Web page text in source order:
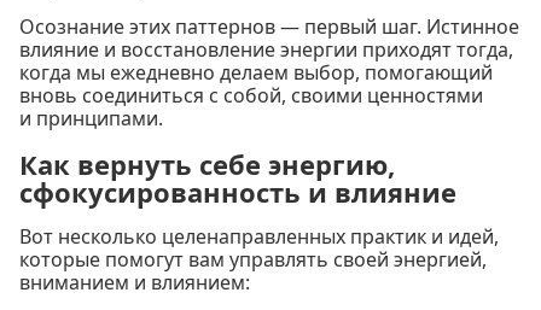
Осознание этих паттернов — первый шаг. Истинное
влияние и восстановление энергии приходят тогда,
когда мы ежедневно делаем выбор, помогающий
вновь соединиться с собой, своими ценностями
и принципами.
Как вернуть себе энергию,
сфокусированность и влияние
Вот несколько целенаправленных практик и идей,
которые помогут вам управлять своей энергией,
вниманием и влиянием: